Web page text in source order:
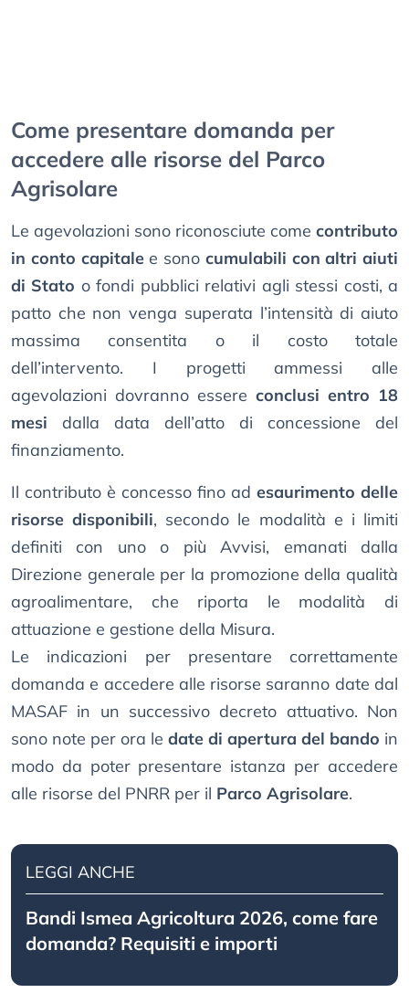
Come presentare domanda per
accedere alle risorse del Parco
Agrisolare
Le agevolazioni sono riconosciute come contributo
in conto capitalee sono cumulabili con altri aiuti
di Stato o fondi pubblici relativi agli stessi costi, a
patto che non venga superata l’intensità di aiuto
massima consentita o il costo totale
dell’intervento. I progetti ammessi alle
agevolazioni dovranno essere conclusi entro 18
mesi dalla data dell’atto di concessione del
finanziamento.
Il contributo è concesso fino ad esaurimento delle
risorse disponibili, secondo le modalità e i limiti
definiti con uno o più Avvisi, emanati dalla
Direzione generale per la promozione della qualità
agroalimentare, che riporta le modalità di
attuazione e gestione della Misura.
Le indicazioni per presentare correttamente
domanda e accedere alle risorse saranno date dal
MASAF in un successivo decreto attuativo. Non
sono note per ora le date di apertura del bando in
modo da poter presentare istanza per accedere
alle risorse del PNRR per il Parco Agrisolare.
LEGGI ANCHE
Bandi Ismea Agricoltura 2026, come fare
domanda? Requisiti e importi